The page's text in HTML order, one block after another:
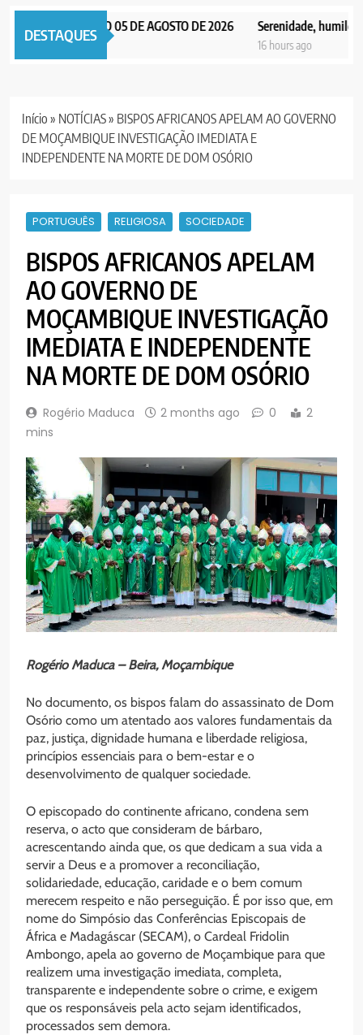
DESTAQUES
NOTICIAS EDIÇÃO 05 DE AGOSTO DE 2026
ago
Serenidade,
16 hours ago
Início » NOTÍCIAS» BISPOS AFRICANOS APELAM AO GOVERNO
DE MOÇAMBIQUE INVESTIGAÇÃO IMEDIATA E
INDEPENDENTE NA MORTE DE DOM OSÓRIO
PORTUGUÊS RELIGIOSA SOCIEDADE
BISPOS AFRICANOS APELAM
AO GOVERNO DE
MOÇAMBIQUE INVESTIGAÇÃO
IMEDIATA E INDEPENDENTE
NA MORTE DE DOM OSÓRIO
Rogério Maduca 2 months ago 0
2
mins
Rogério Maduca – Beira, Moçambique
No documento, os bispos falam do assassinato de Dom
Osório como um atentado aos valores fundamentais da
paz, justiça, dignidade humana e liberdade religiosa,
princípios essenciais para o bem-estar e o
desenvolvimento de qualquer sociedade.
O episcopado do continente africano, condena sem
reserva, o acto que consideram de bárbaro,
acrescentando ainda que, os que dedicam a sua vida a
servir a Deus e a promover a reconciliação,
solidariedade, educação, caridade e o bem comum
merecem respeito e não perseguição. É por isso que, em
nome do Simpósio das Conferências Episcopais de
África e Madagáscar (SECAM), o Cardeal Fridolin
Ambongo, apela ao governo de Moçambique para que
realizem uma investigação imediata, completa,
transparente e independente sobre o crime, e exigem
que os responsáveis pela acto sejam identificados,
processados sem demora.